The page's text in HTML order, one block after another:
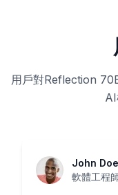
用戶對Reflection
AI
John Doe
軟體工程